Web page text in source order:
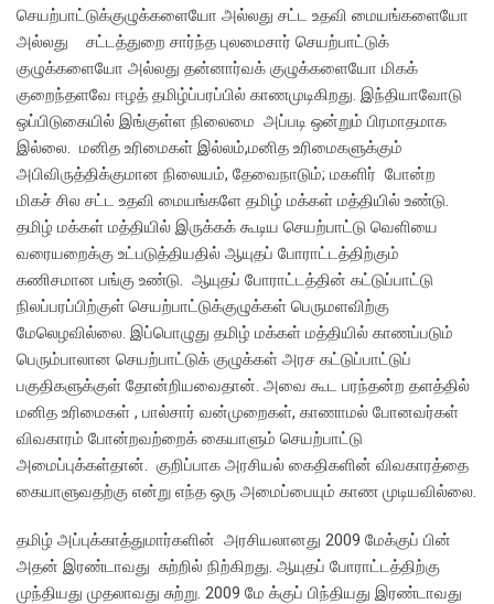
செயற்பாட்டுக்குழுக்களையோ அல்லது சட்ட உதவி மையங்களையோ
அல்லது சட்டத்துறை சார்ந்த புலமைசார் செயற்பாட்டுக்
குழுக்களையோ அல்லது தன்னார்வக் குழுக்களையோ மிகக்
குறைந்தளவே ஈழத் தமிழ்ப்பரப்பில் காணமுடிகிறது. இந்தியாவோடு
ஒப்பிடுகையில் இங்குள்ள நிலைமை அப்படி ஒன்றும் பிரமாதமாக
இல்லை. மனித உரிமைகள் இல்லம்,மனித உரிமைகளுக்கும்
அபிவிருத்திக்குமான நிலையம், தேவைநாடும்; மகளிர் போன்ற
மிகச் சில சட்ட உதவி மையங்களே தமிழ் மக்கள் மத்தியில் உண்டு.
தமிழ் மக்கள் மத்தியில் இருக்கக் கூடிய செயற்பாட்டு வெளியை
வரையறைக்கு உட்படுத்தியதில் ஆயுதப் போராட்டத்திற்கும்
கணிசமான பங்கு உண்டு. ஆயுதப் போராட்டத்தின் கட்டுப்பாட்டு
நிலப்பரப்பிற்குள் செயற்பாட்டுக்குழுக்கள் பெருமளவிற்கு
மேலெழவில்லை. இப்பொழுது தமிழ் மக்கள் மத்தியில் காணப்படும்
பெரும்பாலான செயற்பாட்டுக் குழுக்கள் அரச கட்டுப்பாட்டுப்
பகுதிகளுக்குள் தோன்றியவைதான். அவை கூட பரந்தன்ற தளத்தில்
மனித உரிமைகள் , பால்சார் வன்முறைகள், காணாமல் போனவர்கள்
விவகாரம் போன்றவற்றைக் கையாளும் செயற்பாட்டு
அமைப்புக்கள்தான். குறிப்பாக அரசியல் கைதிகளின் விவகாரத்தை
கையாளுவதற்கு என்று எந்த ஒரு அமைப்பையும் காண முடியவில்லை.
தமிழ் அப்புக்காத்துமார்களின் அரசியலானது 2009 மேக்குப் பின்
அதன் இரண்டாவது சுற்றில் நிற்கிறது. ஆயுதப் போராட்டத்திற்கு
முந்தியது முதலாவது சுற்று. 2009 மே க்குப் பிந்தியது இரண்டாவது